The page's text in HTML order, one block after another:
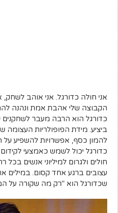
אני חולה כדורגל. אני אוהב
הקבוצה שלי אהבת אמת ונהנה
כדורגל הוא הרבה מעבר לשחקנים
ביציע. מידת הפופולריות
להמון כסף, אפשרויות להשפיע על
כדורגל יכול לשמש כאמצעי
חולים ולגרום למיליוני אנשים
עצובים ברגע אחד קסום. במילים
שכדורגל הוא "רק מה שקורה על